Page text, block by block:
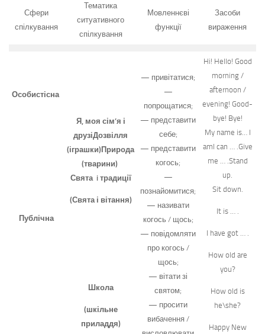
Сфери
спілкування
Тематика
ситуативного
спілкування
Мовленнєві
функції
Засоби
вираження
Особистісна
Публічна
Я, моя сім’я і
друзіДозвілля
(іграшки)Природа
(тварини)
Свята i традиції
(Свята і вітання)
Школа
(шкільне
приладдя)
— привітатися;
—
попрощатися;
— представити
себе;
— представити
когось;
—
познайомитися;
— називати
когось / щось;
— повідомляти
про когось /
щось;
— вітати зі
святом;
— просити
вибачення /
Hi! Hello! Good
morning /
afternoon /
evening! Good-
bye! Bye!
My name is… I
amI can … .Give
me … .Stand
up.
Sit down.
It is … .
I have got … .
How old are
you?
How old is
he\she?
Happy New